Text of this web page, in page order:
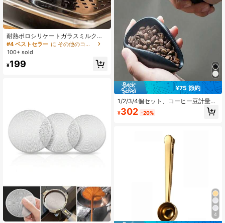
耐熱ボロシリケートガラスミルクピ
ッチャー - 75ml ミニサイズ、耐熱木
製ハンドル、コーヒースケールカッ
トソース、調味料、冬のコーヒー準
#4 ベストセラー
に その他のコーヒーツール
100+ sold
¥199
¥75 節約
1/2/3/4個セット、コーヒー豆計量カ
ップ、スプレーボトル、スプーン、6
本の粉末ニードル、コーヒーバー交
男女兼用ギフトに最適。(ブラック/ホ
ワイト) 新学期シーズン
¥302 -20%
4